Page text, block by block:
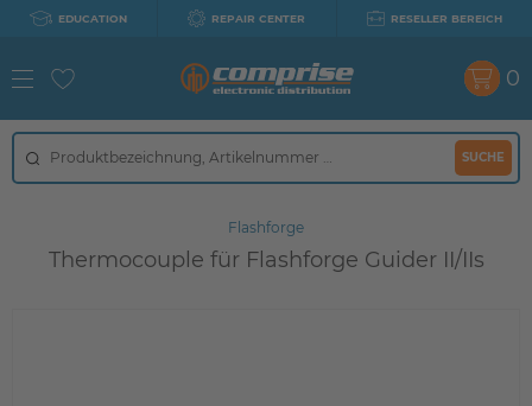
EDUCATION REPAIR CENTER RESELLER BEREICH
SUCHE
0
Flashforge
Thermocouple für Flashforge Guider II/IIs